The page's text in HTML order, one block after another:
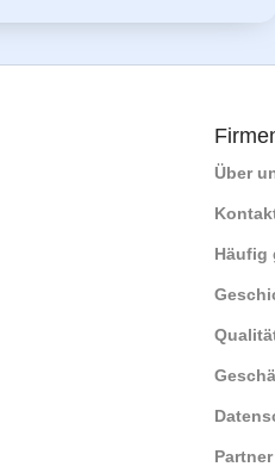
Über
Häufig
Partner